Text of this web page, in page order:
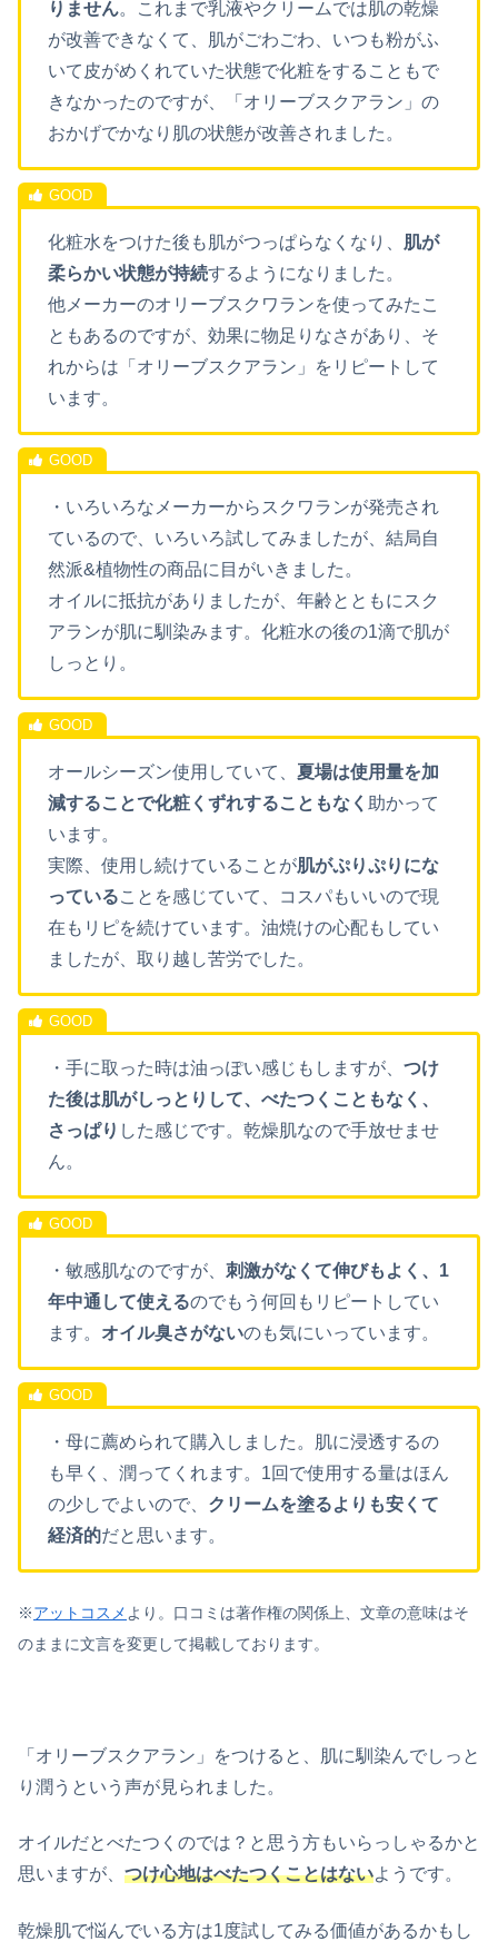
りません。これまで乳液やクリームでは肌の乾燥
が改善できなくて、肌がごわごわ、いつも粉がふ
いて皮がめくれていた状態で化粧をすることもで
きなかったのですが、「オリーブスクアラン」の
おかげでかなり肌の状態が改善されました。
化粧水をつけた後も肌がつっぱらなくなり、 肌が
柔らかい状態が持続するようになりました。
他メーカーのオリーブスクワランを使ってみたこ
ともあるのですが、効果に物足りなさがあり、そ
れからは「オリーブスクアラン」をリピートして
います。
・いろいろなメーカーからスクワランが発売され
ているので、いろいろ試してみましたが、結局自
然派&植物性の商品に目がいきました。
オイルに抵抗がありましたが、年齢とともにスク
アランが肌に馴染みます。化粧水の後の1滴で肌が
しっとり。
オールシーズン使用していて、 夏場は使用量を加
減することで化粧くずれすることもなく 助かって
います。
実際、使用し続けていることが肌がぷりぷりにな
っていることを感じていて、コスパもいいので現
在もリピを続けています。油焼けの心配もしてい
ましたが、取り越し苦労でした。
・手に取った時は油っぽい感じもしますが、 つけ
た後は肌がしっとりして、べたつくこともなく、
さっぱり した感じです。乾燥肌なので手放せませ
ん。
・敏感肌なのですが、 刺激がなくて伸びもよく、1
年中通して使えるのでもう何回もリピートしてい
ます。 オイル臭さがないのも気にいっています。
・母に薦められて購入しました。肌に浸透するの
も早く、潤ってくれます。1回で使用する量はほん
の少しでよいので、 クリームを塗るよりも安くて
経済的だと思います。
※アットコスメ より。口コミは著作権の関係上、文章の意味はそ
のままに文言を変更して掲載しております。
「オリーブスクアラン」をつけると、肌に馴染んでしっと
り潤うという声が見られました。
オイルだとべたつくのでは？と思う方もいらっしゃるかと
思いますが、 つけ心地はべたつくことはないようです。
乾燥肌で悩んでいる方は1度試してみる価値があるかもし